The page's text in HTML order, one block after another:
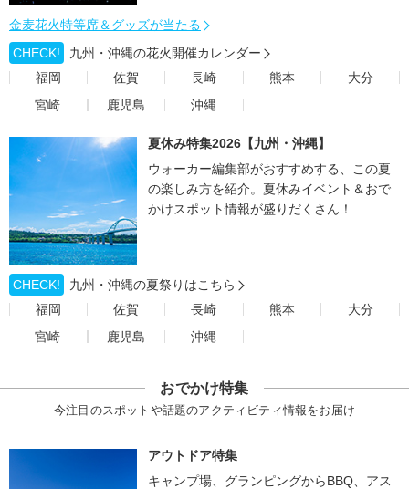
金麦花火特等席＆グッズが当たる
CHECK!
九州・沖縄の花火開催カレンダー
福岡
佐賀 長崎 熊本
大分
宮崎
鹿児島 沖縄
夏休み特集2026【九州・沖縄】
ウォーカー編集部がおすすめする、この夏
の楽しみ方を紹介。夏休みイベント＆おで
かけスポット情報が盛りだくさん！
CHECK!
九州・沖縄の夏祭りはこちら
福岡
佐賀 長崎 熊本
大分
宮崎
鹿児島 沖縄
おでかけ特集
今注目のスポットや話題のアクティビティ情報をお届け
アウトドア特集
キャンプ場、グランピングからBBQ、アス